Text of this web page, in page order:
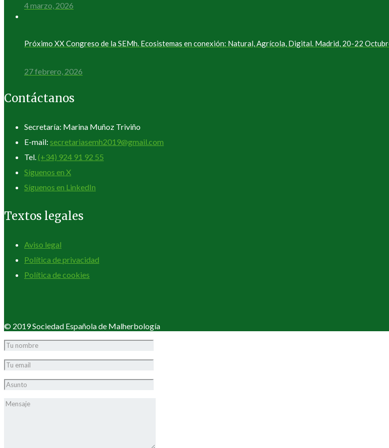
4 marzo, 2026
Próximo XX Congreso de la SEMh. Ecosistemas en conexión: Natural, Agrícola, Digital. Madrid, 20-22
27 febrero, 2026
Contáctanos
Secretaría: Marina Muñoz Triviño
E-mail: secretariasemh2019@gmail.com
Tel. (+34) 924 91 92 55
Síguenos en X
Síguenos en LinkedIn
Textos legales
Aviso legal
Política de privacidad
Política de cookies
© 2019 Sociedad Española de Malherbología